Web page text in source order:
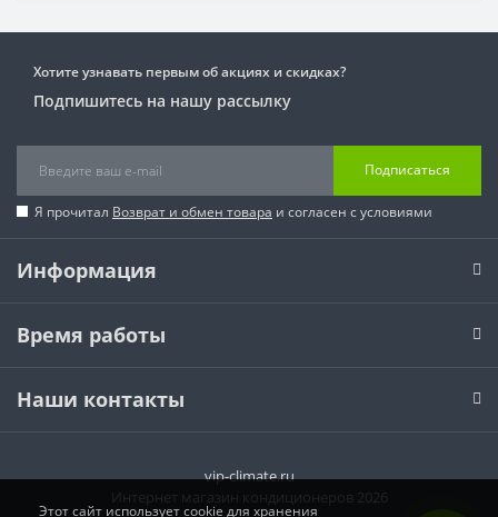
Хотите узнавать первым об акциях и скидках?
Подпишитесь на нашу рассылку
Подписаться
Я прочитал Возврат и обмен товара и согласен с условиями
Информация
Время работы
Наши контакты
vip-climate.ru
Интернет магазин кондиционеров 2026
Этот сайт использует cookie для хранения